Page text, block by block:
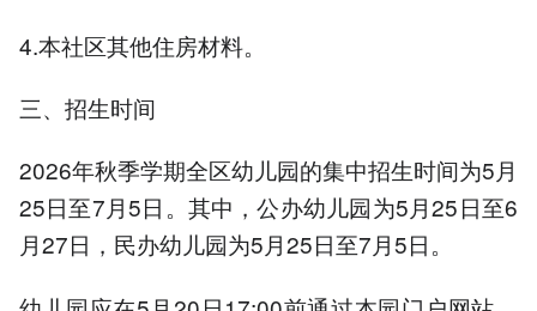
4.本社区其他住房材料。
三、招生时间
2026年秋季学期全区幼儿园的集中招生时间为5月
25日至7月5日。其中，公办幼儿园为5月25日至6
月27日，民办幼儿园为5月25日至7月5日。